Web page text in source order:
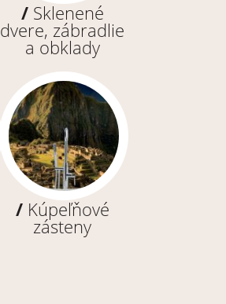
/Sklenené
dvere, zábradlie
a obklady
/Kúpeľňové
zásteny